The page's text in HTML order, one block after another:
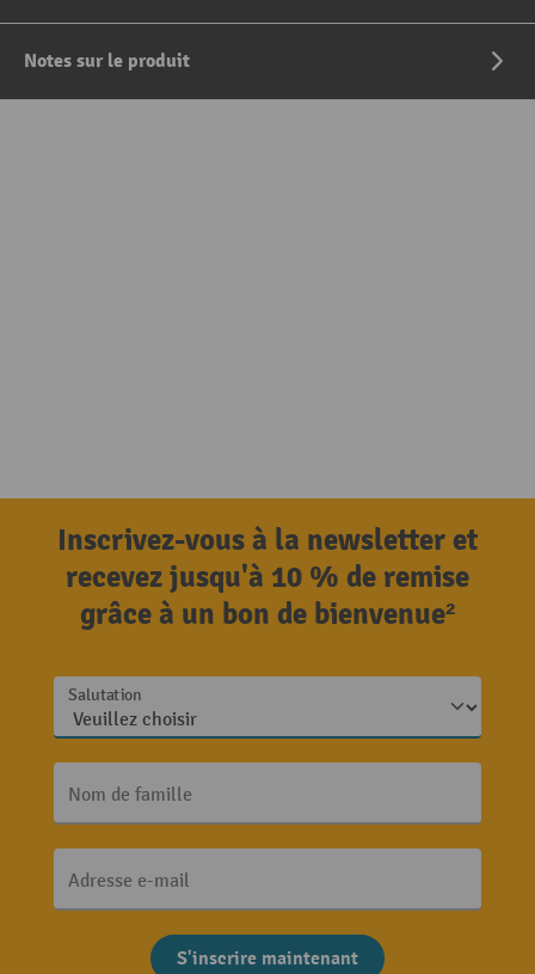
Notes sur le produit
Inscrivez-vous à la newsletter et
recevez jusqu'à 10 % de remise
grâce à un bon de bienvenue²
Salutation
Nom de famille
Adresse e-mail
S'inscrire maintenant